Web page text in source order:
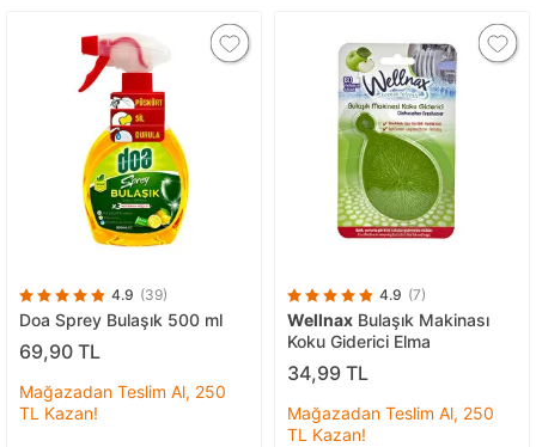
4.9 (39)
Doa Sprey Bulaşık 500 ml
69,90 TL
Mağazadan Teslim Al, 250
TL Kazan!
4.9 (7)
Wellnax Bulaşık Makinası
Koku Giderici Elma
34,99 TL
Mağazadan Teslim Al, 250
TL Kazan!